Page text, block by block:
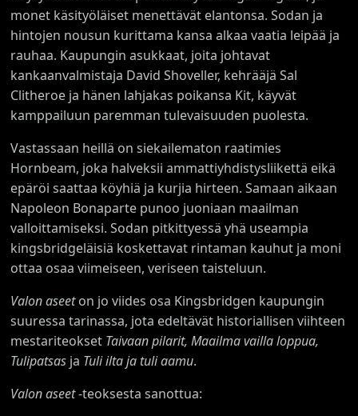
monet käsityöläiset menettävät elantonsa. Sodan ja
hintojen nousun kurittama kansa alkaa vaatia leipää ja
rauhaa. Kaupungin asukkaat, joita johtavat
kankaanvalmistaja David Shoveller, kehrääjä Sal
Clitheroe ja hänen lahjakas poikansa Kit, käyvät
kamppailuun paremman tulevaisuuden puolesta.
Vastassaan heillä on siekailematon raatimies
Hornbeam, joka halveksii ammattiyhdistysliikettä eikä
epäröi saattaa köyhiä ja kurjia hirteen. Samaan aikaan
Napoleon Bonaparte punoo juoniaan maailman
valloittamiseksi. Sodan pitkittyessä yhä useampia
kingsbridgeläisiä koskettavat rintaman kauhut ja moni
ottaa osaa viimeiseen, veriseen taisteluun.
Valon aseeton jo viides osa Kingsbridgen kaupungin
suuressa tarinassa, jota edeltävät historiallisen viihteen
mestariteokset Taivaan pilarit, Maailma vailla loppua,
Tulipatsas ja Tuli ilta ja tuli aamu.
Valon aseet-teoksesta sanottua: